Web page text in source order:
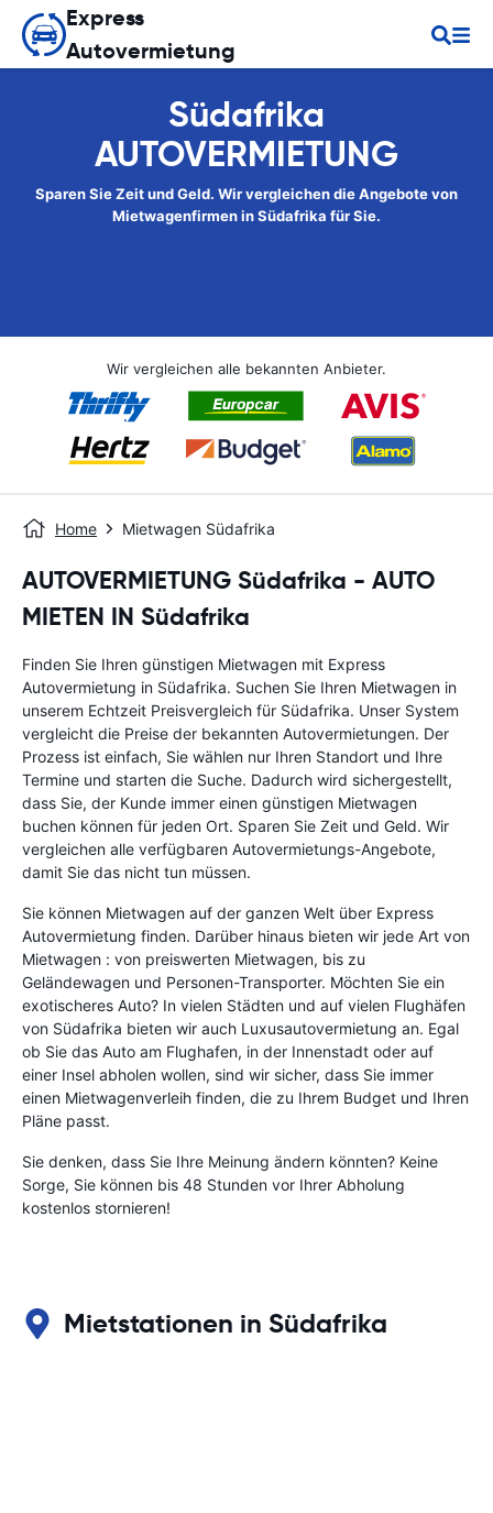
Express
Autovermietung
Südafrika
AUTOVERMIETUNG
Sparen Sie Zeit und Geld. Wir vergleichen die Angebote von
Mietwagenfirmen in Südafrika für Sie.
Wir vergleichen alle bekannten Anbieter.
Home Mietwagen Südafrika
AUTOVERMIETUNG Südafrika - AUTO
MIETEN IN Südafrika
Finden Sie Ihren günstigen Mietwagen mit Express
Autovermietung in Südafrika. Suchen Sie Ihren Mietwagen in
unserem Echtzeit Preisvergleich für Südafrika. Unser System
vergleicht die Preise der bekannten Autovermietungen. Der
Prozess ist einfach, Sie wählen nur Ihren Standort und Ihre
Termine und starten die Suche. Dadurch wird sichergestellt,
dass Sie, der Kunde immer einen günstigen Mietwagen
buchen können für jeden Ort. Sparen Sie Zeit und Geld. Wir
vergleichen alle verfügbaren Autovermietungs-Angebote,
damit Sie das nicht tun müssen.
Sie können Mietwagen auf der ganzen Welt über Express
Autovermietung finden. Darüber hinaus bieten wir jede Art von
Mietwagen : von preiswerten Mietwagen, bis zu
Geländewagen und Personen-Transporter. Möchten Sie ein
exotischeres Auto? In vielen Städten und auf vielen Flughäfen
von Südafrika bieten wir auch Luxusautovermietung an. Egal
ob Sie das Auto am Flughafen, in der Innenstadt oder auf
einer Insel abholen wollen, sind wir sicher, dass Sie immer
einen Mietwagenverleih finden, die zu Ihrem Budget und Ihren
Pläne passt.
Sie denken, dass Sie Ihre Meinung ändern könnten? Keine
Sorge, Sie können bis 48 Stunden vor Ihrer Abholung
kostenlos stornieren!
Mietstationen in Südafrika